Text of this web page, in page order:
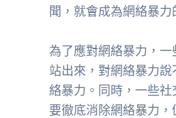
聞，就會成為網絡暴力
為了應對網絡暴力，
站出來，對網絡暴力
絡暴力。同時，一些
要徹底消除網絡暴力